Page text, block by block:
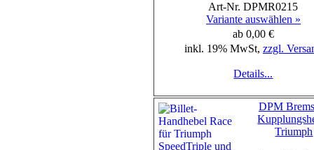
Art-Nr. DPMR0215
Variante auswählen »
ab 0,00 €
inkl. 19% MwSt, zzgl.
Details...
DPM
Triumph